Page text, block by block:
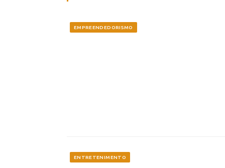
EMPREENDEDORISMO
ENTRETENIMENTO